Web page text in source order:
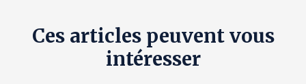
Ces articles peuvent vous
intéresser